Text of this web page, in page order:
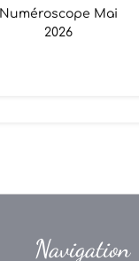
Numéroscope Mai
2026
Navigation